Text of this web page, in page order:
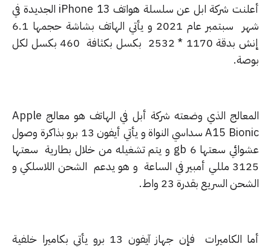
أعلنت شركة ابل عن سلسلة هواتف iPhone 13 الجديدة في
شهر سبتمبر عام 2021 و يأتي الهاتف بشاشة حجمها 6.1
إنش بدقة 1170 * 2532 بكسل بكثافة 460 بكسل لكل
المعالج الذي وضعته شركة أبل في الهاتف هو معالج Apple
A15 Bionic سداسي النواة و يأتي أيفون 13 برو بذاكرة وصول
عشوائي سعتها 6 gb و يتم تشغيله من خلال بطارية سعتها
3125 مللي أمبير في الساعة و هو يدعم الشحن اللاسلكي و
السريع بقدرة 23 واط.
أما الكاميرات فإن جهاز آيفون 13 برو يأتي بكاميرا خلفية